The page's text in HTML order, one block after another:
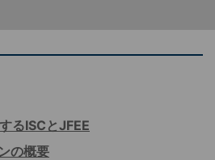
るISCとJFEE
の概要